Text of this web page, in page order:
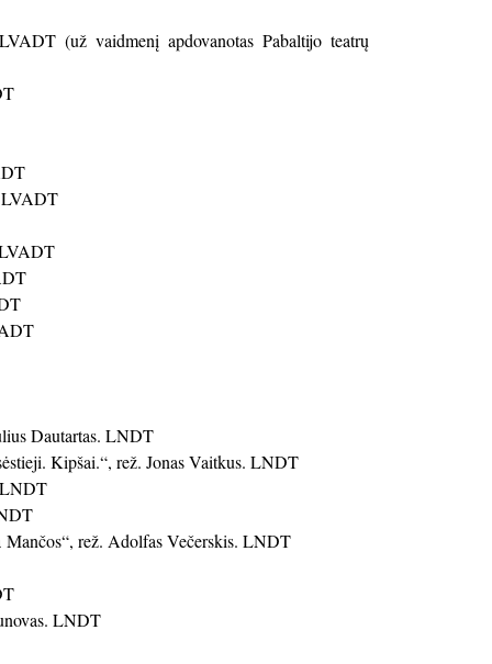
(už vaidmenį apdovanotas Pabaltijo teatrų
LVADT
Dautartas. LNDT
Kipšai.“, rež. Jonas Vaitkus. LNDT
rež. Adolfas Večerskis. LNDT
LNDT